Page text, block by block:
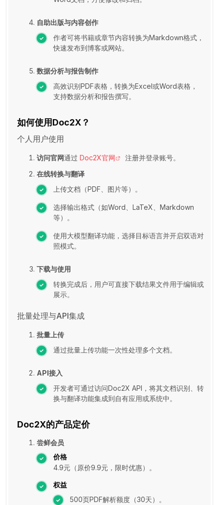
自助出版与内容创作
作者可将书籍或章节内容转换为Markdown格式，
快速发布到博客或网站。
数据分析与报告制作
高效识别PDF表格，转换为Excel或Word表格，
支持数据分析和报告撰写。
如何使用Doc2X？
个人用户使用
访问官网通过 Doc2X官网
注册并登录账号。
在线转换与翻译
上传文档（PDF、图片等）。
选择输出格式（如Word、LaTeX、Markdown
等）。
使用大模型翻译功能，选择目标语言并开启双语对
照模式。
下载与使用
转换完成后，用户可直接下载结果文件用于编辑或
展示。
批量处理与API集成
批量上传
通过批量上传功能一次性处理多个文档。
API接入
开发者可通过访问Doc2X API，将其文档识别、转
换与翻译功能集成到自有应用或系统中。
Doc2X的产品定价
尝鲜会员
价格
4.9元（原价9.9元，限时优惠）。
权益
500页PDF解析额度（30天）。